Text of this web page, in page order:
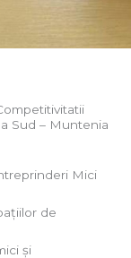
Sud – Muntenia
Mici
de
și